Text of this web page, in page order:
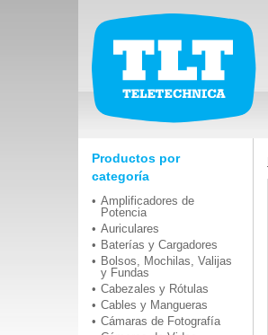
Productos por
categoría
Amplificadores de
Potencia
Auriculares
Baterías y Cargadores
Bolsos, Mochilas, Valijas
y Fundas
Cabezales y Rótulas
Cables y Mangueras
Cámaras de Fotografía